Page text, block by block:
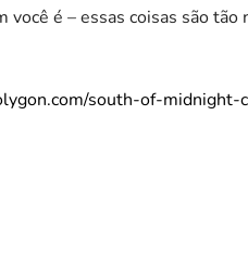
é – essas coisas são tão
south-of-midnight-